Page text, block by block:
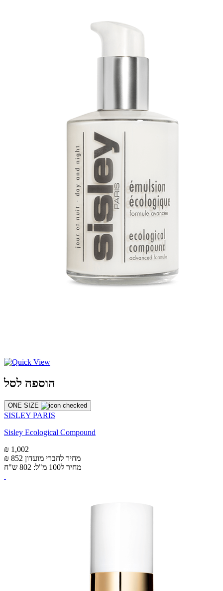
הוספה לסל
ONE SIZE
SISLEY PARIS
Sisley Ecological Compound
₪ 1,002
₪ 852 מחיר לחברי מועדון
מחיר ל100 מ"ל: 802 ש"ח